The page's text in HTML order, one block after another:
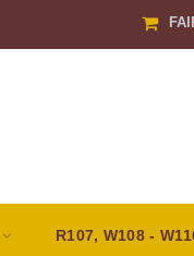
R107, W108 -